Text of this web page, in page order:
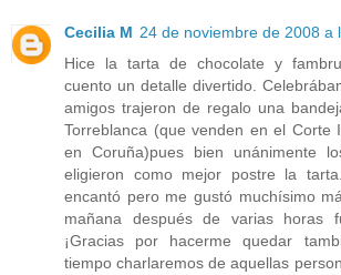
Cecilia M 24 de noviembre de 2008 a
Hice la tarta de chocolate y
cuento un detalle divertido.
amigos trajeron de regalo una
Torreblanca (que venden en el Corte
en Coruña)pues bien unánimente
eligieron como mejor postre la
encantó pero me gustó muchísimo
mañana después de varias horas
¡Gracias por hacerme quedar
tiempo charlaremos de aquellas